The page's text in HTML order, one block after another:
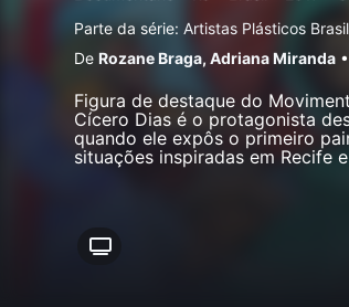
Parte da série: Artistas Plásticos
DeRozane Braga,Adriana Miranda •
Figura de destaque do
Cícero Dias é o protagonista
quando ele expôs o primeiro
situações inspiradas em Recife